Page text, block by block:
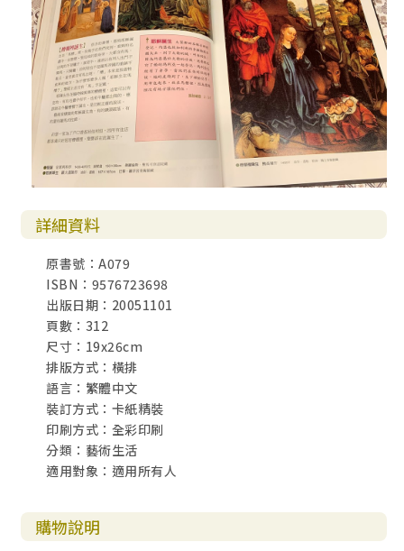
詳細資料
原書號：A079
ISBN：9576723698
出版日期：20051101
頁數：312
尺寸：19x26cm
排版方式：橫排
語言：繁體中文
裝訂方式：卡紙精裝
印刷方式：全彩印刷
分類：藝術生活
適用對象：適用所有人
購物說明